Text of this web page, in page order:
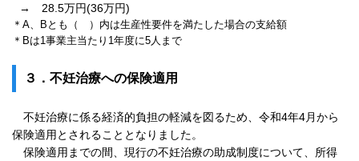
→ 28.5万円(36万円)
＊ A、Bとも（ ）内は生産性要件を満たした場合の支給額
＊ Bは1事業主当たり1年度に5人まで
３． 不妊治療への保険適用
不妊治療に係る経済的負担の軽減を図るため、令和4年4月から
保険適用とされることとなりました。
保険適用までの間、現行の不妊治療の助成制度について、所得